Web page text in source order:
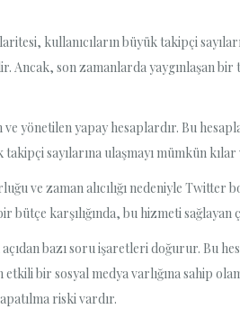
kullanıcıların büyük takipçi
Ancak, son zamanlarda yaygınlaşan
yönetilen yapay hesaplardır. Bu
sayılarına ulaşmayı mümkün
ve zaman alıcılığı nedeniyle Twitter
bütçe karşılığında, bu hizmeti
açıdan bazı soru işaretleri doğurur. Bu
bir sosyal medya varlığına sahip
riski vardır.